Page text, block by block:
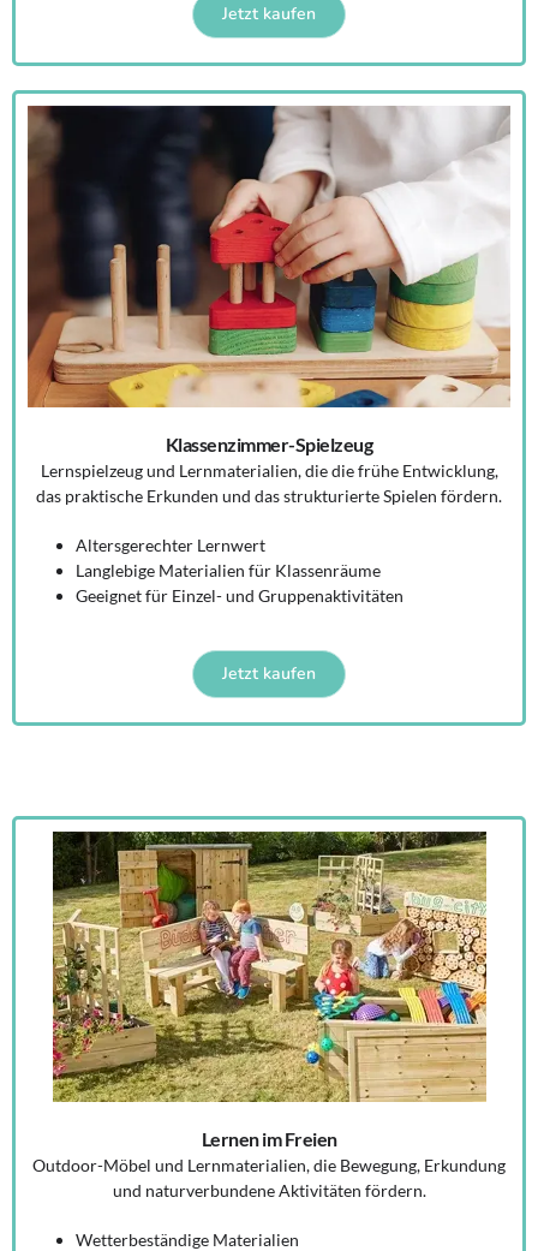
Jetzt kaufen
Klassenzimmer-Spielzeug
Lernspielzeug und Lernmaterialien, die die frühe Entwicklung,
das praktische Erkunden und das strukturierte Spielen fördern.
Altersgerechter Lernwert
Langlebige Materialien für Klassenräume
Geeignet für Einzel- und Gruppenaktivitäten
Jetzt kaufen
Lernen im Freien
Outdoor-Möbel und Lernmaterialien, die Bewegung, Erkundung
und naturverbundene Aktivitäten fördern.
Wetterbeständige Materialien